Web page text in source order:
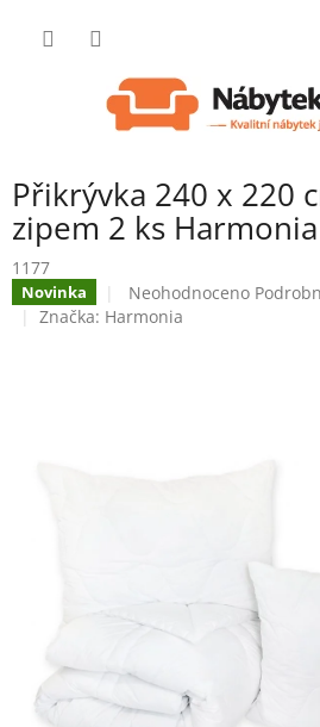
Přikrývka 240 x 220
zipem 2 ks Harmonia
1177
Novinka
Průměrné
hodnocení
Neohodnoceno
Značka: Harmonia